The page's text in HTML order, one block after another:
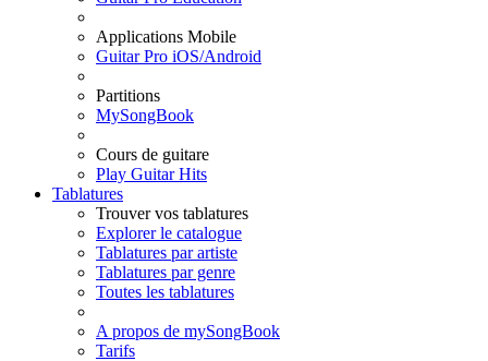
Applications Mobile
Guitar Pro iOS/Android
Partitions
MySongBook
Cours de guitare
Play Guitar Hits
Tablatures
Trouver vos tablatures
Explorer le catalogue
Tablatures par artiste
Tablatures par genre
Toutes les tablatures
A propos de mySongBook
Tarifs